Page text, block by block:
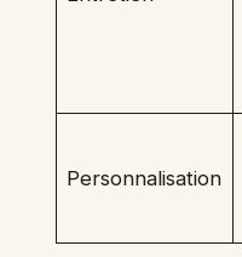
Personnalisation